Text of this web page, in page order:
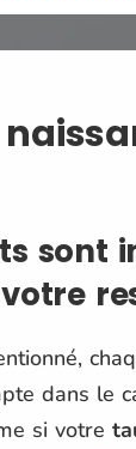
sont
dans le
si votre